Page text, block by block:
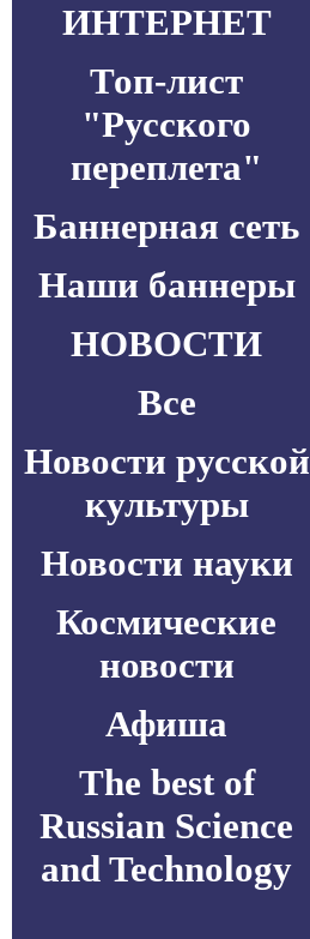
ИНТЕРНЕТ
Топ-лист
"Русского
переплета"
Баннерная сеть
Наши баннеры
НОВОСТИ
Все
Новости русской
культуры
Новости науки
Космические
новости
Афиша
The best of
Russian Science
and Technology